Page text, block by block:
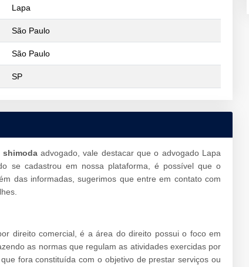
Lapa
São Paulo
São Paulo
SP
shimodaadvogado, vale destacar que o advogado Lapa
se cadastrou em nossa plataforma, é possível que o
das informadas, sugerimos que entre em contato com
direito comercial, é a área do direito possui o foco em
as normas que regulam as atividades exercidas por
fora constituída com o objetivo de prestar serviços ou